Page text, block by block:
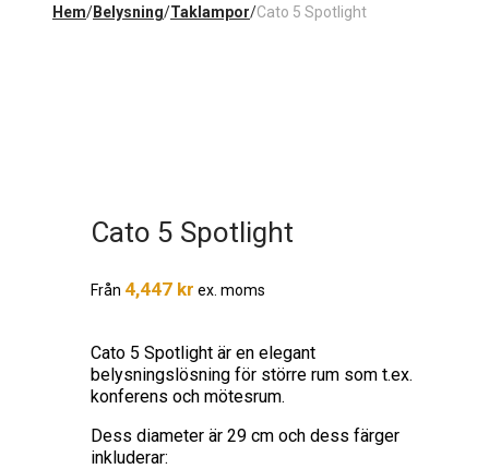
Hem/Belysning/Taklampor/Cato 5 Spotlight
Cato 5 Spotlight
Från 4,447 kr ex. moms
Cato 5 Spotlight är en elegant
belysningslösning för större rum som t.ex.
konferens och mötesrum.
Dess diameter är 29 cm och dess färger
inkluderar: